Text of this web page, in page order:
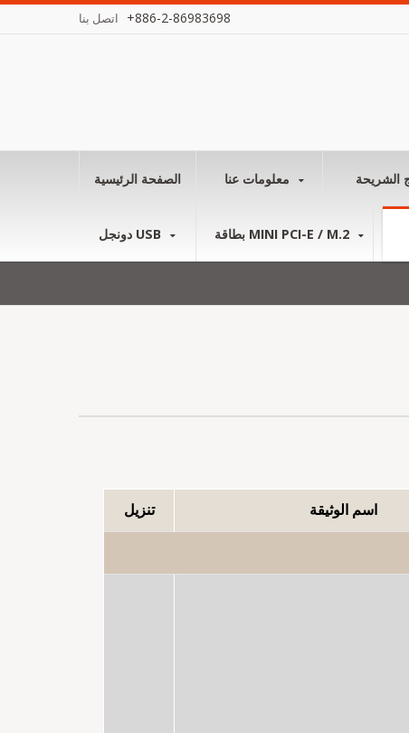
+886-2-86983698
الصفحة الرئيسية الشريحة
دونجل USB بطاقة MINI PCI-E / M.2
اسم الوثيقة تنزيل